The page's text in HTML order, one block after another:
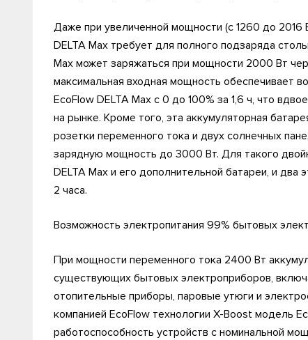
Даже при увеличенной мощности (с 1260 до 2016
DELTA Max требует для полного подзаряда
Max может заряжаться при мощности 2000 Вт
максимальная входная мощность обеспечивает
EcoFlow DELTA Max с 0 до 100% за 1,6 ч, что
на рынке. Кроме того, эта аккумуляторная
розетки переменного тока и двух солнечных
зарядную мощность до 3000 Вт. Для такого
DELTA Max и его дополнительной батареи, и
2 часа.
Возможность электропитания 99% бытовых
При мощности переменного тока 2400 Вт
существующих бытовых электроприборов,
отопительные приборы, паровые утюги и
компанией EcoFlow технологии X-Boost модель
работоспособность устройств с номинальной